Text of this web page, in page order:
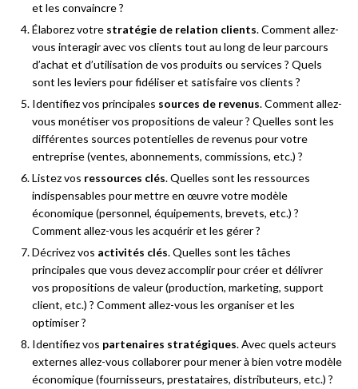
et les convaincre ?
Élaborez votre stratégie de relation clients. Comment allez-
vous interagir avec vos clients tout au long de leur parcours
d’achat et d’utilisation de vos produits ou services ? Quels
sont les leviers pour fidéliser et satisfaire vos clients ?
Identifiez vos principales sources de revenus. Comment allez-
vous monétiser vos propositions de valeur ? Quelles sont les
différentes sources potentielles de revenus pour votre
entreprise (ventes, abonnements, commissions, etc.) ?
Listez vos ressources clés. Quelles sont les ressources
indispensables pour mettre en œuvre votre modèle
économique (personnel, équipements, brevets, etc.) ?
Comment allez-vous les acquérir et les gérer ?
Décrivez vos activités clés. Quelles sont les tâches
principales que vous devez accomplir pour créer et délivrer
vos propositions de valeur (production, marketing, support
client, etc.) ? Comment allez-vous les organiser et les
optimiser ?
Identifiez vos partenaires stratégiques. Avec quels acteurs
externes allez-vous collaborer pour mener à bien votre modèle
économique (fournisseurs, prestataires, distributeurs, etc.) ?